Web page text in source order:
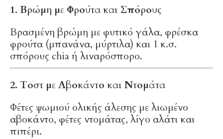
1. Βρώμη με Φρούτα και Σπόρους
Βρασμένη βρώμη με φυτικό γάλα, φρέσκα
φρούτα (μπανάνα, μύρτιλα) και 1 κ.σ.
σπόρους chia ή λιναρόσπορο.
2. Τοστ με Αβοκάντο και Ντομάτα
Φέτες ψωμιού ολικής άλεσης με λιωμένο
αβοκάντο, φέτες ντομάτας, λίγο αλάτι και
πιπέρι.